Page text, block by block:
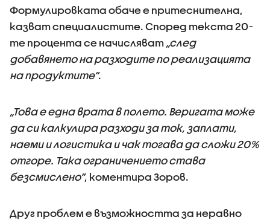
Формулировката обаче е притеснителна,
казват специалистите. Според текста 20-
те процента се начисляват „след
добавянето на разходите по реализацията
на продуктите“.
„Това е една врата в полето. Веригата може
да си калкулира разходи за ток, заплати,
наеми и логистика и чак тогава да сложи 20%
отгоре. Така ограничението става
безсмислено“, коментира Зоров.
Друг проблем е възможността за неравно